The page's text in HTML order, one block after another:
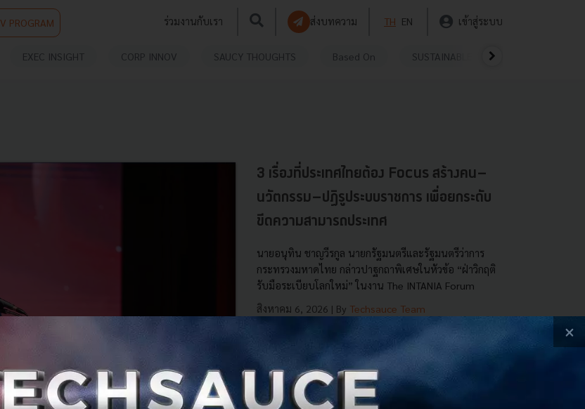
PROGRAM ร่วมงานกับเรา ส่งบทความ TH EN เข้าสู่ระบบ
EXEC INSIGHT CORP INNOV SAUCY THOUGHTS Based On SUSTAINABLE
3 เรื่องที่ประเทศไทยต้อง Focus สร้างคน–
นวัตกรรม–ปฏิรูประบบราชการ เพื่อยกระดับ
ขีดความสามารถประเทศ
นายอนุทิน ชาญวีรกูล นายกรัฐมนตรีและรัฐมนตรีว่าการ
กระทรวงมหาดไทย กล่าวปาฐกถาพิเศษในหัวข้อ “ฝ่าวิกฤติ
รับมือระเบียบโลกใหม่” ในงาน The INTANIA Forum
สิงหาคม 6, 2026 | By Techsauce Team
×